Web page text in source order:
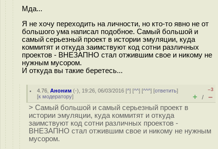
Мда...
Я не хочу переходить на личности, но кто-то явно не от
большого ума написал подобное. Самый большой и
самый серьезный проект в истории эмуляции, куда
коммитят и откуда заимствуют код сотни различных
проектов - ВНЕЗАПНО стал отжившим свое и никому не
нужным мусором.
И откуда вы такие беретесь...
4.76 ,Аноним (-), 19:26, 06/03/2016 [^] [^^] [^^^] [ответить]
[к модератору]
–3
+ / –
> Самый большой и самый серьезный проект в
истории эмуляции, куда коммитят и откуда
заимствуют код сотни различных проектов -
ВНЕЗАПНО стал отжившим свое и никому не нужным
мусором.